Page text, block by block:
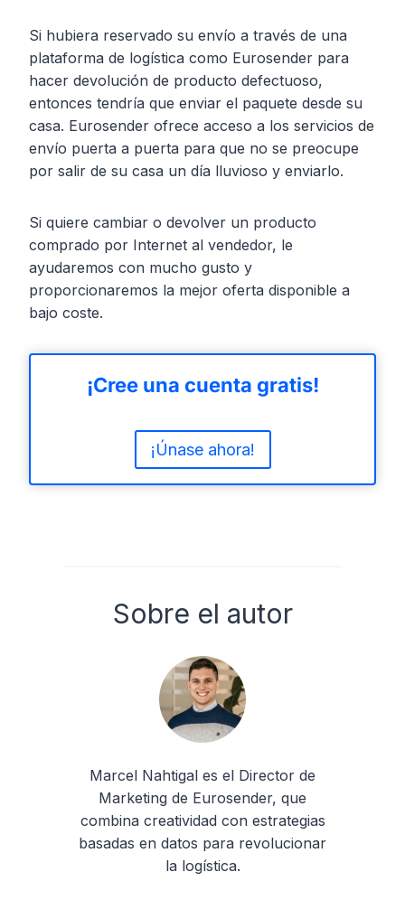
Si hubiera reservado su envío a través de una
plataforma de logística como Eurosender para
hacer devolución de producto defectuoso,
entonces tendría que enviar el paquete desde su
casa. Eurosender ofrece acceso a los servicios de
envío puerta a puerta para que no se preocupe
por salir de su casa un día lluvioso y enviarlo.
Si quiere cambiar o devolver un producto
comprado por Internet al vendedor, le
ayudaremos con mucho gusto y
proporcionaremos la mejor oferta disponible a
bajo coste.
¡Cree una cuenta gratis!
¡Únase ahora!
Sobre el autor
Marcel Nahtigal es el Director de
Marketing de Eurosender, que
combina creatividad con estrategias
basadas en datos para revolucionar
la logística.